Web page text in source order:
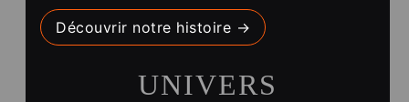
Découvrir notre histoire →
UNIVERS